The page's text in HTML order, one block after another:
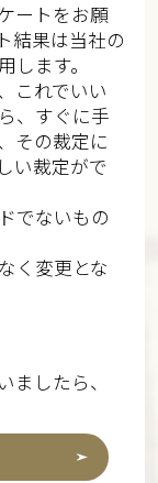
ートをお願
結果は当社の
ます。​​
これでいい
、すぐに手
その裁定に
い裁定がで
でないもの
く変更とな
したら、